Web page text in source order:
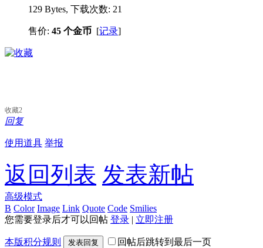
129 Bytes, 下载次数: 21
售价: 45 个金币 [记录]
收藏2
回复
使用道具 举报
返回列表 发表新帖
高级模式
B Color Image Link Quote Code Smilies
您需要登录后才可以回帖 登录 | 立即注册
本版积分规则 发表回复 回帖后跳转到最后一页